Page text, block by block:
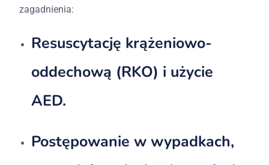
zagadnienia:
Resuscytację krążeniowo-
oddechową (RKO) i użycie
AED.
Postępowanie w wypadkach,